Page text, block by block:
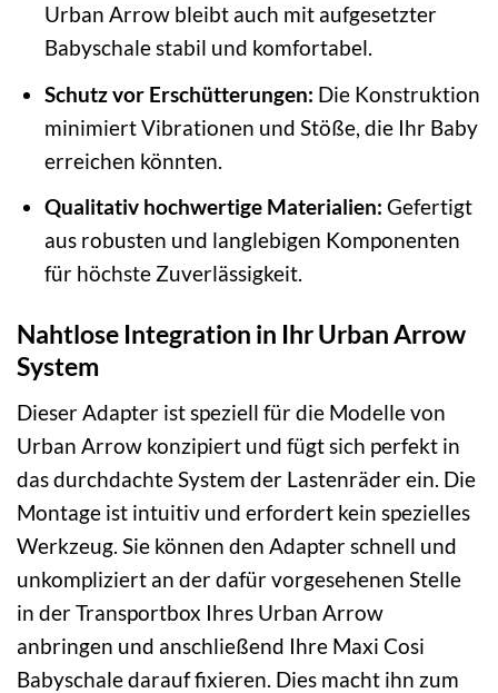
Urban Arrow bleibt auch mit aufgesetzter
Babyschale stabil und komfortabel.
Schutz vor Erschütterungen: Die Konstruktion
minimiert Vibrationen und Stöße, die Ihr Baby
erreichen könnten.
Qualitativ hochwertige Materialien: Gefertigt
aus robusten und langlebigen Komponenten
für höchste Zuverlässigkeit.
Nahtlose Integration in Ihr Urban Arrow
System
Dieser Adapter ist speziell für die Modelle von
Urban Arrow konzipiert und fügt sich perfekt in
das durchdachte System der Lastenräder ein. Die
Montage ist intuitiv und erfordert kein spezielles
Werkzeug. Sie können den Adapter schnell und
unkompliziert an der dafür vorgesehenen Stelle
in der Transportbox Ihres Urban Arrow
anbringen und anschließend Ihre Maxi Cosi
Babyschale darauf fixieren. Dies macht ihn zum